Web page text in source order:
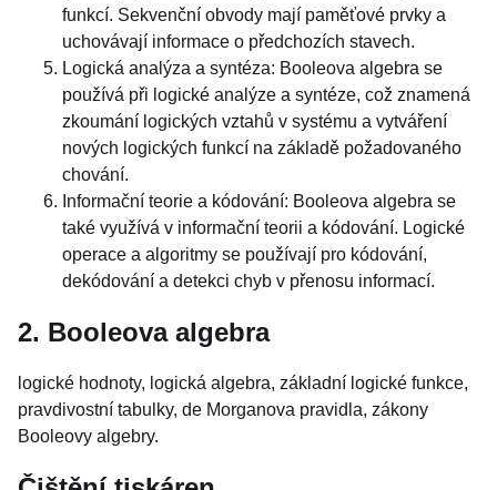
funkcí. Sekvenční obvody mají paměťové prvky a
uchovávají informace o předchozích stavech.
Logická analýza a syntéza: Booleova algebra se
používá při logické analýze a syntéze, což znamená
zkoumání logických vztahů v systému a vytváření
nových logických funkcí na základě požadovaného
chování.
Informační teorie a kódování: Booleova algebra se
také využívá v informační teorii a kódování. Logické
operace a algoritmy se používají pro kódování,
dekódování a detekci chyb v přenosu informací.
2. Booleova algebra
logické hodnoty, logická algebra, základní logické funkce,
pravdivostní tabulky, de Morganova pravidla, zákony
Booleovy algebry.